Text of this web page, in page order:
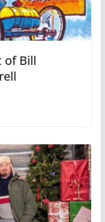
of Bill